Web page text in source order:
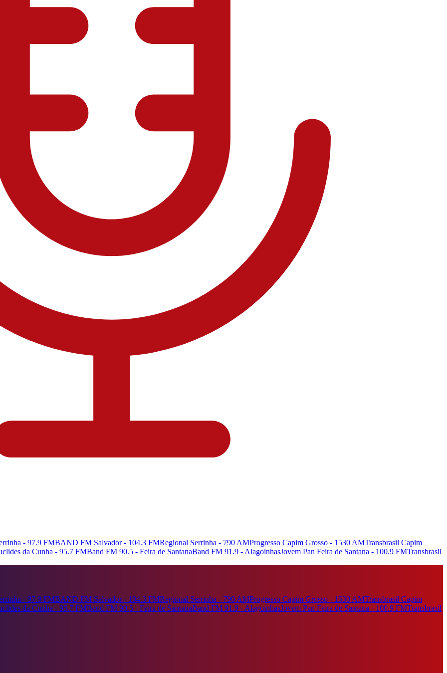
- 97.9 FMBAND FM Salvador - 104.3 FMRegional Serrinha - 790 AMProgresso Capim Grosso - 1530 AMTransbrasil Capim
da Cunha - 95.7 FMBand FM 90.5 - Feira de SantanaBand FM 91.9 - AlagoinhasJovem Pan Feira de Santana - 100.9 FMTransbrasil
- 97.9 FMBAND FM Salvador - 104.3 FMRegional Serrinha - 790 AMProgresso Capim Grosso - 1530 AMTransbrasil Capim
da Cunha - 95.7 FMBand FM 90.5 - Feira de SantanaBand FM 91.9 - AlagoinhasJovem Pan Feira de Santana - 100.9 FMTransbrasil